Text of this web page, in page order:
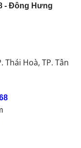
- Đông Hưng
Thái Hoà, TP. Tân